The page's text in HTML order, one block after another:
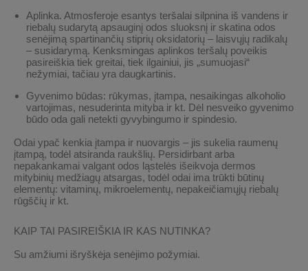
Aplinka. Atmosferoje esantys teršalai silpnina iš vandens ir
riebalų sudarytą apsauginį odos sluoksnį ir skatina odos
senėjimą spartinančių stiprių oksidatorių – laisvųjų radikalų
– susidarymą. Kenksmingas aplinkos teršalų poveikis
pasireiškia tiek greitai, tiek ilgainiui, jis „sumuojasi“
nežymiai, tačiau yra daugkartinis.
Gyvenimo būdas: rūkymas, įtampa, nesaikingas alkoholio
vartojimas, nesuderinta mityba ir kt. Dėl nesveiko gyvenimo
būdo oda gali netekti gyvybingumo ir spindesio.
Odai ypač kenkia įtampa ir nuovargis – jis sukelia raumenų
įtampą, todėl atsiranda raukšlių. Persidirbant arba
nepakankamai valgant odos ląstelės išeikvoja dermos
mitybinių medžiagų atsargas, todėl odai ima trūkti būtinų
elementų: vitaminų, mikroelementų, nepakeičiamųjų riebalų
rūgščių ir kt.
KAIP TAI PASIREIŠKIA IR KAS NUTINKA?
Su amžiumi išryškėja senėjimo požymiai.